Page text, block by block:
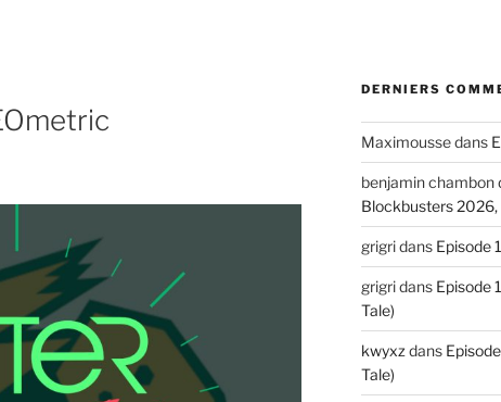
DERNIERS
Maximoussedans
benjamin chambon
Blockbusters
grigridans Episode
grigridans Episode
Tale)
kwyxz dans
Tale)